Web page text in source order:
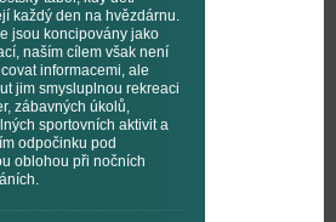
každý den na hvězdárnu.
jsou koncipovány jako
naším cílem však není
informacemi, ale
jim smysluplnou rekreaci
zábavných úkolů,
sportovních aktivit a
odpočinku pod
oblohou při nočních